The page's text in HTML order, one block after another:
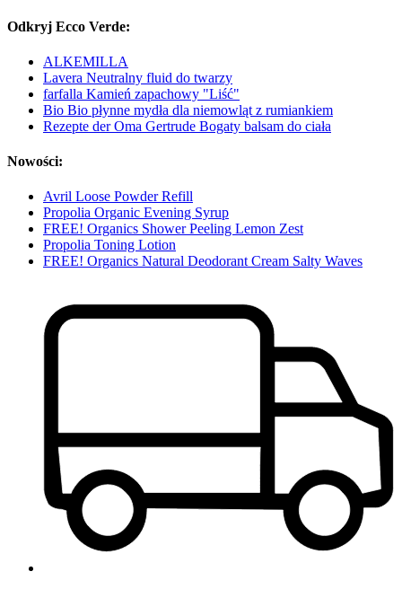
Odkryj Ecco Verde:
ALKEMILLA
Lavera Neutralny fluid do twarzy
farfalla Kamień zapachowy "Liść"
Bio Bio płynne mydła dla niemowląt z rumiankiem
Rezepte der Oma Gertrude Bogaty balsam do ciała
Nowości:
Avril Loose Powder Refill
Propolia Organic Evening Syrup
FREE! Organics Shower Peeling Lemon Zest
Propolia Toning Lotion
FREE! Organics Natural Deodorant Cream Salty Waves